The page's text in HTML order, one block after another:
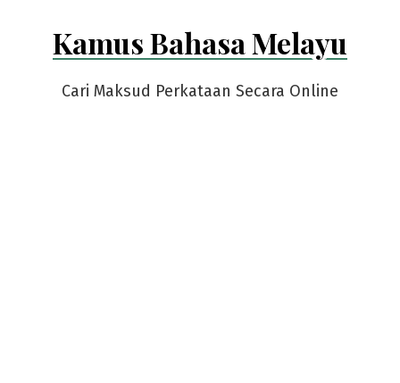
Kamus Bahasa Melayu
Cari Maksud Perkataan Secara Online